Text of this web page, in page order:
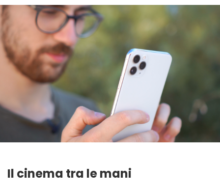
Il cinema tra le mani